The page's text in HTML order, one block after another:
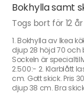
Bokhylla samt
Togs bort för 12
1. Bokhylla av Ikea
djup 28 höjd 70 och
Sockeln är
2.500:- 2. Klarblått
cm. Gott skick. Pris
djup 38 cm. Bra